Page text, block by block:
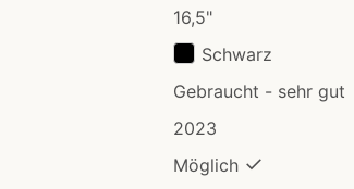
16,5"
Schwarz
Gebraucht - sehr gut
2023
Möglich ✓